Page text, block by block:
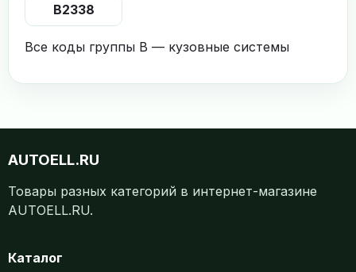
B2338
Все коды группы B — кузовные системы
AUTOELL.RU
Товары разных категорий в интернет-магазине
AUTOELL.RU.
Каталог